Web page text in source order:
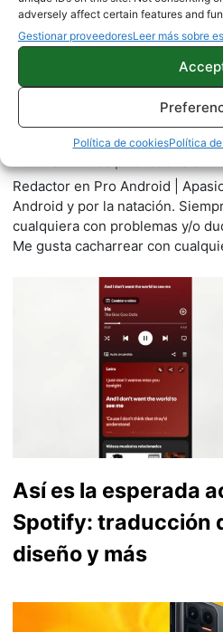
adversely affect certain features and
Gestionar proveedoresLeer más sobre
Política de cookiesPolítica
Juanjo Segura
Redactor en Pro Android |
Android y por la natación.
cualquiera con problemas y/o
Me gusta cacharrear con
Así es la esperada
Spotify: traducción
diseño y más